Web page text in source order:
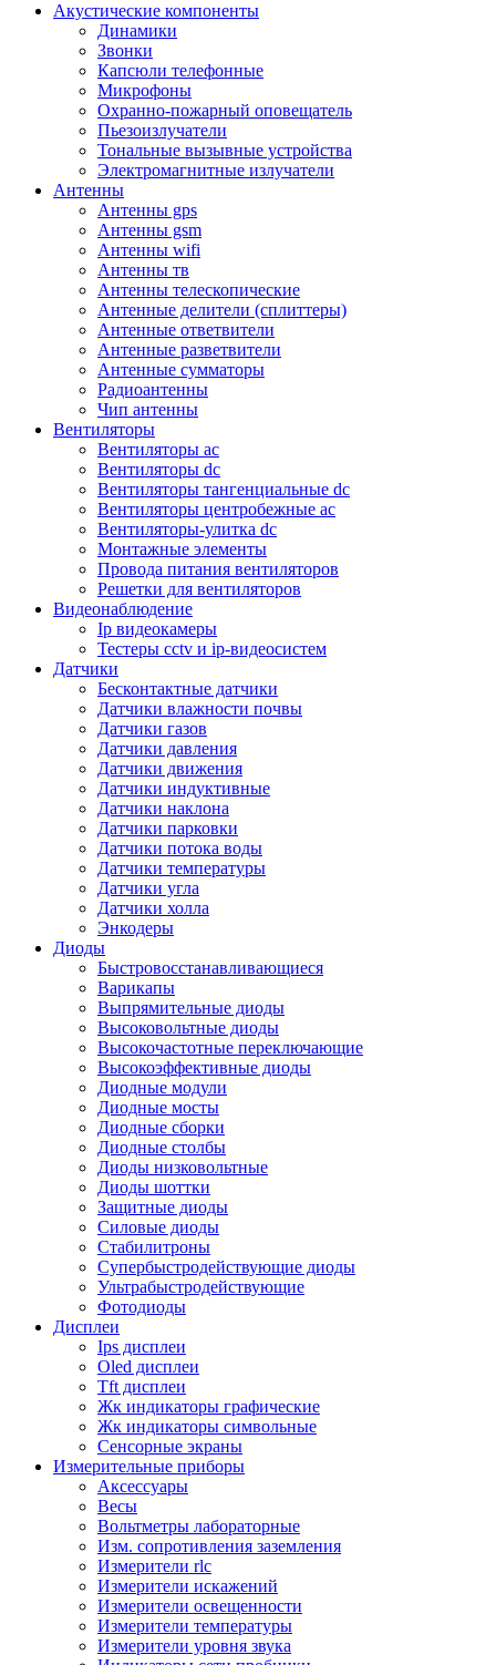
Акустические компоненты
Динамики
Звонки
Капсюли телефонные
Микрофоны
Охранно-пожарный оповещатель
Пьезоизлучатели
Тональные вызывные устройства
Электромагнитные излучатели
Антенны
Антенны gps
Антенны gsm
Антенны wifi
Антенны тв
Антенны телескопические
Антенные делители (сплиттеры)
Антенные ответвители
Антенные разветвители
Антенные сумматоры
Радиоантенны
Чип антенны
Вентиляторы
Вентиляторы ac
Вентиляторы dc
Вентиляторы тангенциальные dc
Вентиляторы центробежные ac
Вентиляторы-улитка dc
Монтажные элементы
Провода питания вентиляторов
Решетки для вентиляторов
Видеонаблюдение
Ip видеокамеры
Тестеры cctv и ip-видеосистем
Датчики
Бесконтактные датчики
Датчики влажности почвы
Датчики газов
Датчики давления
Датчики движения
Датчики индуктивные
Датчики наклона
Датчики парковки
Датчики потока воды
Датчики температуры
Датчики угла
Датчики холла
Энкодеры
Диоды
Быстровосстанавливающиеся
Варикапы
Выпрямительные диоды
Высоковольтные диоды
Высокочастотные переключающие
Высокоэффективные диоды
Диодные модули
Диодные мосты
Диодные сборки
Диодные столбы
Диоды низковольтные
Диоды шоттки
Защитные диоды
Силовые диоды
Стабилитроны
Супербыстродействующие диоды
Ультрабыстродействующие
Фотодиоды
Дисплеи
Ips дисплеи
Oled дисплеи
Tft дисплеи
Жк индикаторы графические
Жк индикаторы символьные
Сенсорные экраны
Измерительные приборы
Аксессуары
Весы
Вольтметры лабораторные
Изм. сопротивления заземления
Измерители rlc
Измерители искажений
Измерители освещенности
Измерители температуры
Измерители уровня звука